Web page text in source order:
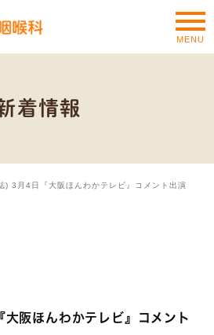
MENU
着情報
) 3月4日『大阪ほんわかテレビ』コメント出演
阪ほんわかテレビ』コメント